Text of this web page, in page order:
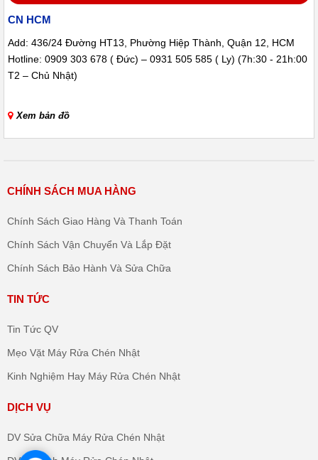
CN HCM
Add: 436/24 Đường HT13, Phường Hiệp Thành, Quận 12, HCM
Hotline: 0909 303 678 ( Đức) – 0931 505 585 ( Ly) (7h:30 - 21h:00
T2 – Chủ Nhật)
Xem bản đồ
CHÍNH SÁCH MUA HÀNG
Chính Sách Giao Hàng Và Thanh Toán
Chính Sách Vận Chuyển Và Lắp Đặt
Chính Sách Bảo Hành Và Sửa Chữa
TIN TỨC
Tin Tức QV
Mẹo Vặt Máy Rửa Chén Nhật
Kinh Nghiệm Hay Máy Rửa Chén Nhật
DỊCH VỤ
DV Sửa Chữa Máy Rửa Chén Nhật